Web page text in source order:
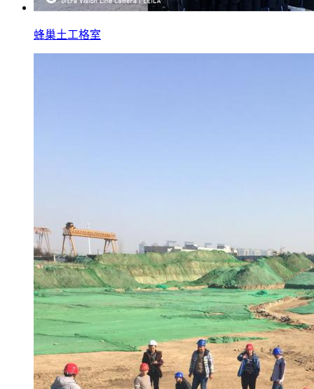
蜂巢土工格室